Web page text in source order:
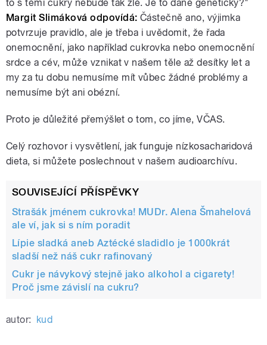
to s těmi cukry nebude tak zlé. Je to dané geneticky?"
Margit Slimáková odpovídá: Částečně ano, výjimka
potvrzuje pravidlo, ale je třeba i uvědomit, že řada
onemocnění, jako například cukrovka nebo onemocnění
srdce a cév, může vznikat v našem těle až desítky let a
my za tu dobu nemusíme mít vůbec žádné problémy a
nemusíme být ani obézní.
Proto je důležité přemýšlet o tom, co jíme, VČAS.
Celý rozhovor i vysvětlení, jak funguje nízkosacharidová
dieta, si můžete poslechnout v našem audioarchívu.
SOUVISEJÍCÍ PŘÍSPĚVKY
Strašák jménem cukrovka! MUDr. Alena Šmahelová
ale ví, jak si s ním poradit
Lípie sladká aneb Aztécké sladidlo je 1000krát
sladší než náš cukr rafinovaný
Cukr je návykový stejně jako alkohol a cigarety!
Proč jsme závislí na cukru?
autor: kud